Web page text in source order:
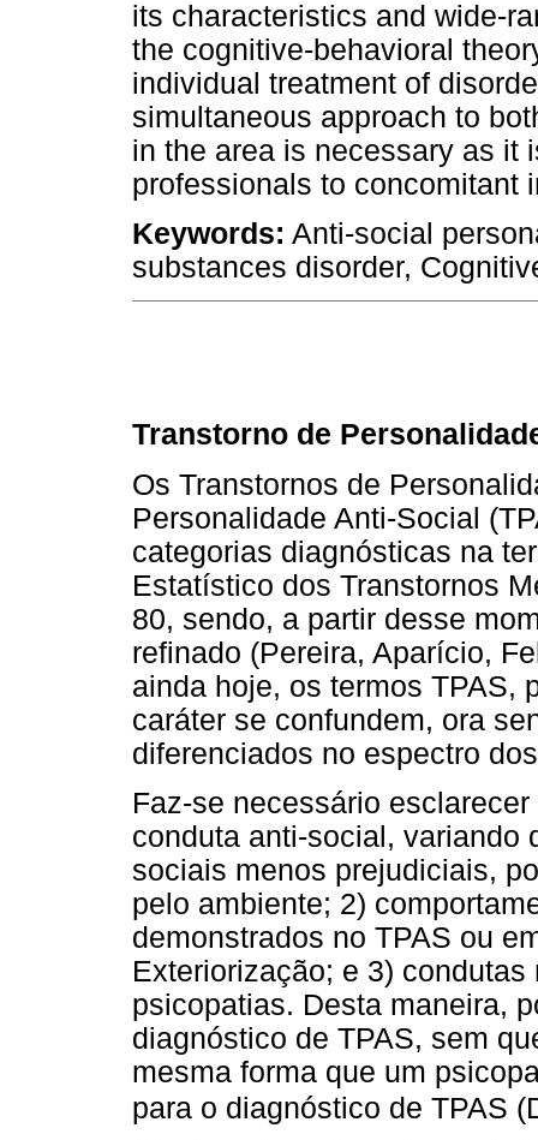
its characteristics and wide-
the cognitive-behavioral
individual treatment of
simultaneous approach to
in the area is necessary as it
professionals to concomitant
Keywords: Anti-social
substances disorder,
Transtorno de
Os Transtornos de
Personalidade Anti-Social
categorias diagnósticas na
Estatístico dos Transtornos
80, sendo, a partir desse
refinado (Pereira, Aparício,
ainda hoje, os termos TPAS,
caráter se confundem, ora
diferenciados no espectro
Faz-se necessário
conduta anti-social, variando
sociais menos prejudiciais,
pelo ambiente; 2)
demonstrados no TPAS ou
Exteriorização; e 3)
psicopatias. Desta maneira,
diagnóstico de TPAS, sem
mesma forma que um
para o diagnóstico de TPAS